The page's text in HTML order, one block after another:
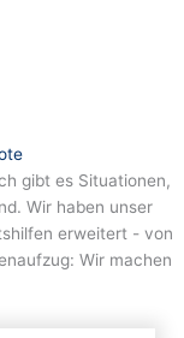
gibt es Situationen,
Wir haben unser
erweitert - von
Wir machen